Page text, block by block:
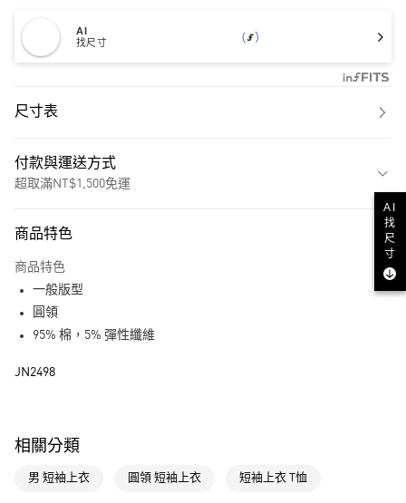
AI
找尺寸
尺寸表
付款與運送方式
超取滿NT$1,500免運
LINE Pay
每筆NT$80，滿NT$1,500(含以上)免運費
付款後全家取貨
商品特色
商品特色
一般版型
圓領
95% 棉，5% 彈性纖維
JN2498
相關分類
男 短袖上衣 圓領 短袖上衣 短袖上衣 T恤
AI
找
尺
寸